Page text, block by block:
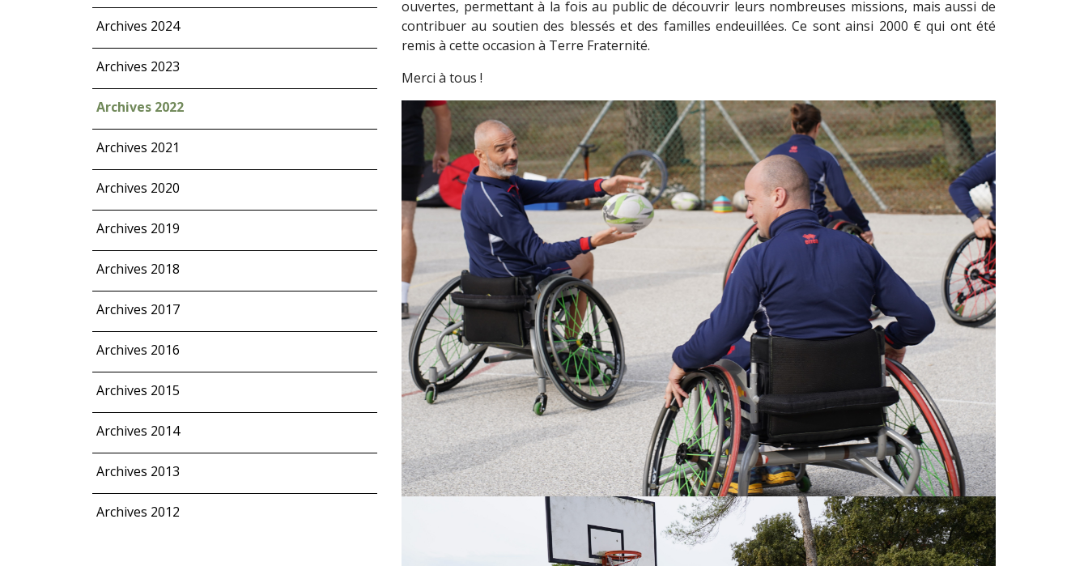
Archives 2024
Archives 2023
Archives 2022
Archives 2021
Archives 2020
Archives 2019
Archives 2018
Archives 2017
Archives 2016
Archives 2015
Archives 2014
Archives 2013
Archives 2012
ouvertes, permettant à la fois au public de découvrir leurs nombreuses missions, mais aussi de
contribuer au soutien des blessés et des familles endeuillées. Ce sont ainsi 2000 € qui ont été
remis à cette occasion à Terre Fraternité.
Merci à tous !